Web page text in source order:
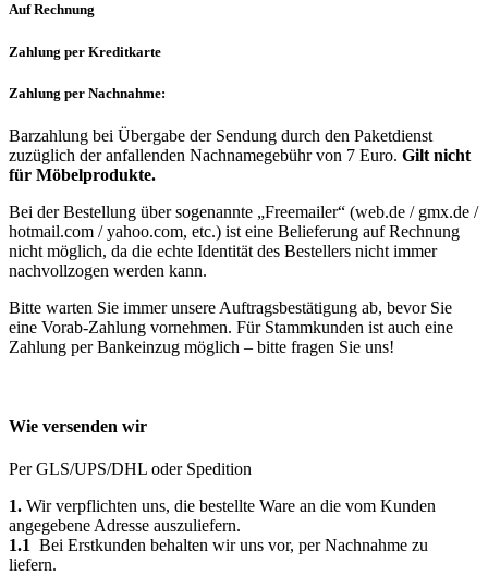
Auf Rechnung
Zahlung per Kreditkarte
Zahlung per Nachnahme:
Barzahlung bei Übergabe der Sendung durch den Paketdienst
zuzüglich der anfallenden Nachnamegebühr von 7 Euro. Gilt nicht
für Möbelprodukte.
Bei der Bestellung über sogenannte „Freemailer“ (web.de / gmx.de /
hotmail.com / yahoo.com, etc.) ist eine Belieferung auf Rechnung
nicht möglich, da die echte Identität des Bestellers nicht immer
nachvollzogen werden kann.
Bitte warten Sie immer unsere Auftragsbestätigung ab, bevor Sie
eine Vorab-Zahlung vornehmen. Für Stammkunden ist auch eine
Zahlung per Bankeinzug möglich – bitte fragen Sie uns!
Wie versenden wir
Per GLS/UPS/DHL oder Spedition
1. Wir verpflichten uns, die bestellte Ware an die vom Kunden
angegebene Adresse auszuliefern.
1.1 Bei Erstkunden behalten wir uns vor, per Nachnahme zu
liefern.